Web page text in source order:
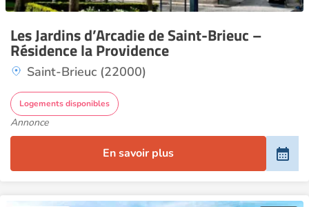
Les Jardins d’Arcadie de Saint-Brieuc –
Résidence la Providence
Saint-Brieuc (22000)
Logements disponibles
Annonce
En savoir plus